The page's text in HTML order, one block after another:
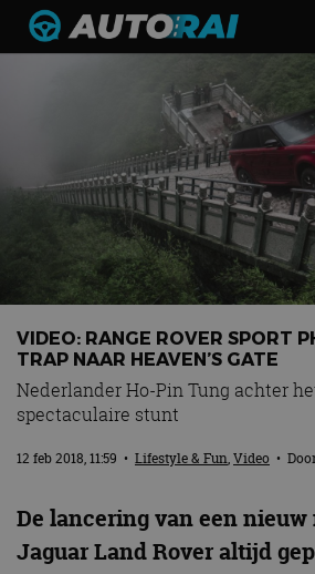
Automerken
Adverteren
Contact
MotorRAI.nl
VIDEO: RANGE ROVER SPORT
TRAP NAAR HEAVEN’S GATE
Nederlander Ho-Pin Tung achter
spectaculaire stunt
12 feb 2018, 11:59 • Lifestyle & Fun,Video •
De lancering van een nieuw
Jaguar Land Rover altijd